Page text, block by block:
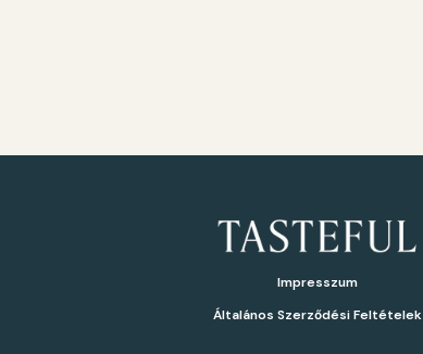
Impresszum
Általános Szerződési Feltételek